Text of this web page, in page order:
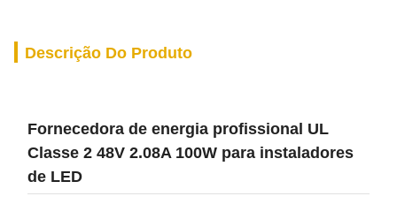
Descrição Do Produto
Fornecedora de energia profissional UL
Classe 2 48V 2.08A 100W para instaladores
de LED